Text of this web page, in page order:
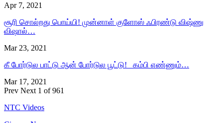
Apr 7, 2021
சூரி சொல்றது பொய்யி! முன்னாள் குளோஸ் ஃபிரண்டு விஷ்ணு
விஷால்…
Mar 23, 2021
கீ போர்டுல பாட்டு ஆன் போர்டுல பூட்டு! கம்பி எண்ணும்…
Mar 17, 2021
Prev Next 1 of 961
NTC Videos